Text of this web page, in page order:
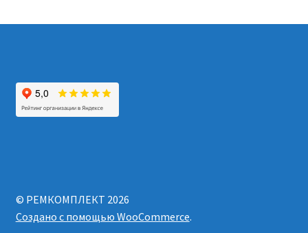
© РЕМКОМПЛЕКТ 2026
Создано с помощью WooCommerce.